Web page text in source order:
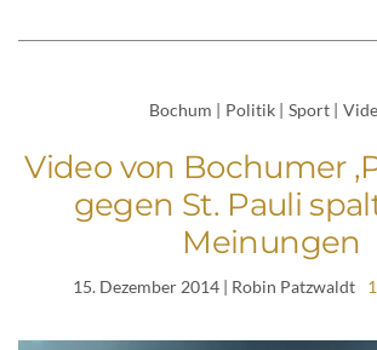
Bochum | Politik | Sport |
Video von Bochumer
gegen St. Pauli
Meinungen
15. Dezember 2014| Robin Patzwaldt